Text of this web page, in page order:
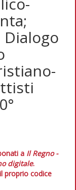
a Il Regno -
digitale.
proprio codice